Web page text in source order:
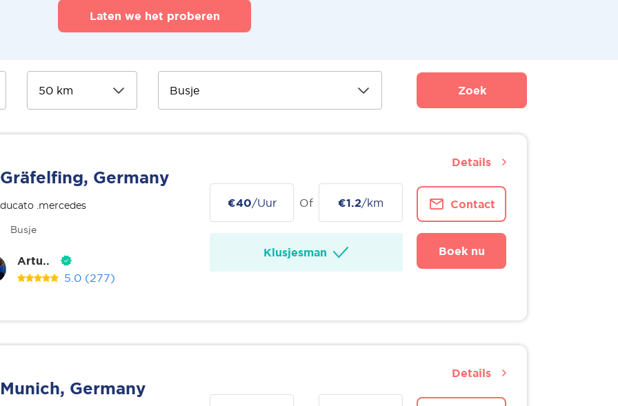
Laten we het proberen
Zoek
Gräfelfing, Germany
.mercedes
Busje
Artu..
5.0 (277)
€40/Uur Of €1.2/km
Klusjesman
Contact
Boek nu
Details
Munich, Germany
Details